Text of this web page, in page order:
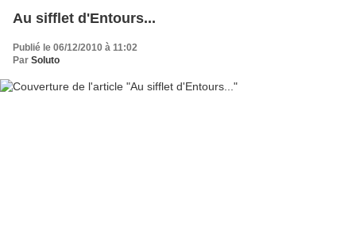
Au sifflet d'Entours...
Publié le 06/12/2010 à 11:02
Par Soluto